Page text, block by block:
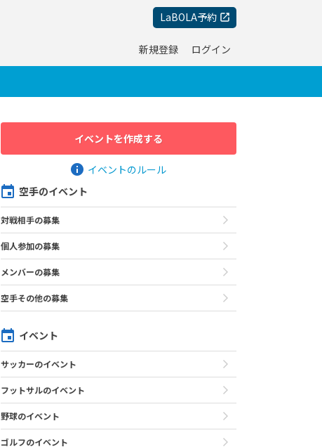
LaBOLA予約
新規登録 ログイン
イベントを作成する
イベントのルール
空手のイベント
対戦相手の募集
個人参加の募集
メンバーの募集
空手その他の募集
イベント
サッカーのイベント
フットサルのイベント
野球のイベント
ゴルフのイベント